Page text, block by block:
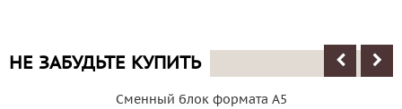
НЕ ЗАБУДЬТЕ КУПИТЬ
Сменный блок формата А5